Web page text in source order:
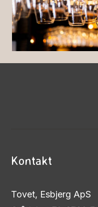
Kontakt
Tovet, Esbjerg ApS